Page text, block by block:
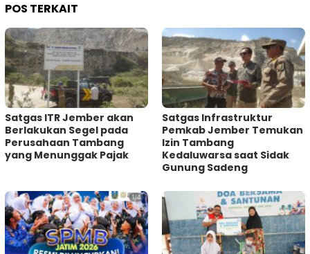
POS TERKAIT
Satgas ITR Jember akan
Berlakukan Segel pada
Perusahaan Tambang
yang Menunggak Pajak
Satgas Infrastruktur
Pemkab Jember Temukan
Izin Tambang
Kedaluwarsa saat Sidak
Gunung Sadeng